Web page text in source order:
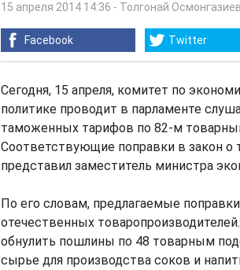
15 апреля 2014 14:36 - Толгонай
Facebook Twitter
Сегодня, 15 апреля, комитет по
политике проводит в парламенте
таможенных тарифов по 82-м
Соответствующие поправки в закон
представил заместитель министра
По его словам, предлагаемые
отечественных
обнулить пошлины по 48 товарным
сырье для производства соков и